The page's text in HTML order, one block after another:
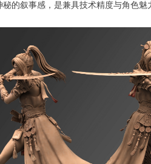
的叙事感，是兼具技术精度与角色魅